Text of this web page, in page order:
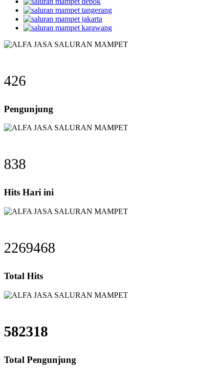
426
Pengunjung
838
Hits Hari ini
2269468
Total Hits
582318
Total Pengunjung